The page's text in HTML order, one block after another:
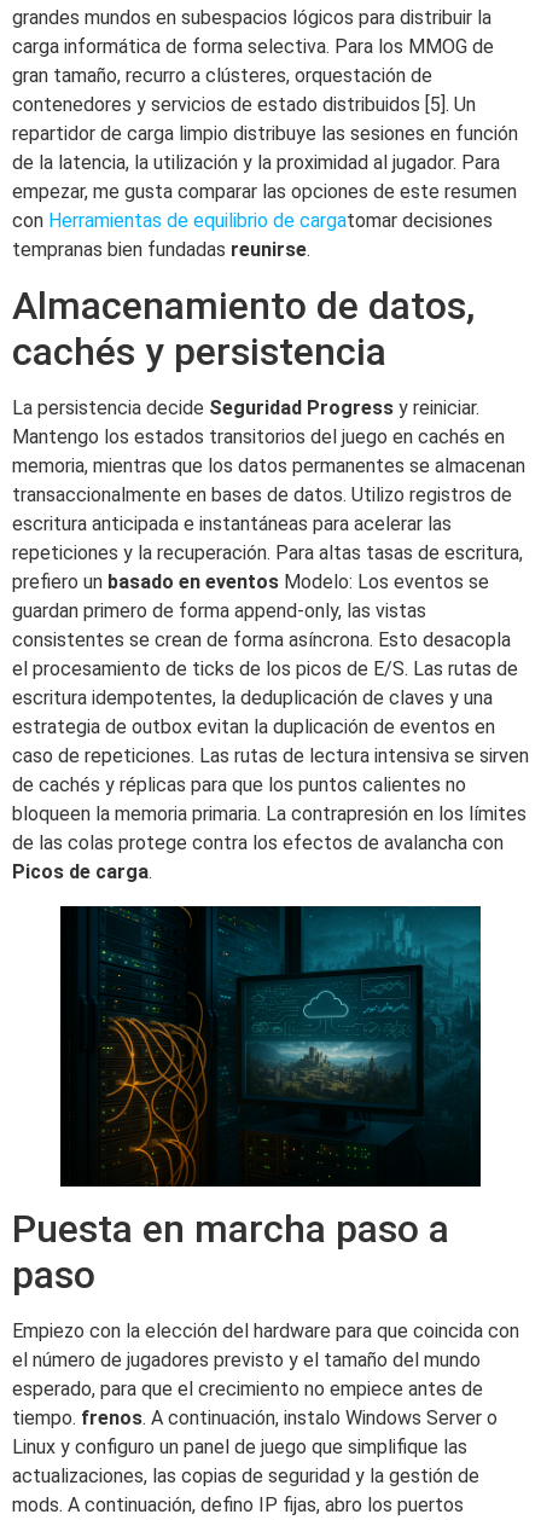
grandes mundos en subespacios lógicos para distribuir la
carga informática de forma selectiva. Para los MMOG de
gran tamaño, recurro a clústeres, orquestación de
contenedores y servicios de estado distribuidos [5]. Un
repartidor de carga limpio distribuye las sesiones en función
de la latencia, la utilización y la proximidad al jugador. Para
empezar, me gusta comparar las opciones de este resumen
con Herramientas de equilibrio de cargatomar decisiones
tempranas bien fundadas reunirse.
Almacenamiento de datos,
cachés y persistencia
La persistencia decide Seguridad Progress y reiniciar.
Mantengo los estados transitorios del juego en cachés en
memoria, mientras que los datos permanentes se almacenan
transaccionalmente en bases de datos. Utilizo registros de
escritura anticipada e instantáneas para acelerar las
repeticiones y la recuperación. Para altas tasas de escritura,
prefiero un basado en eventos Modelo: Los eventos se
guardan primero de forma append-only, las vistas
consistentes se crean de forma asíncrona. Esto desacopla
el procesamiento de ticks de los picos de E/S. Las rutas de
escritura idempotentes, la deduplicación de claves y una
estrategia de outbox evitan la duplicación de eventos en
caso de repeticiones. Las rutas de lectura intensiva se sirven
de cachés y réplicas para que los puntos calientes no
bloqueen la memoria primaria. La contrapresión en los límites
de las colas protege contra los efectos de avalancha con
Picos de carga.
Puesta en marcha paso a
paso
Empiezo con la elección del hardware para que coincida con
el número de jugadores previsto y el tamaño del mundo
esperado, para que el crecimiento no empiece antes de
tiempo. frenos. A continuación, instalo Windows Server o
Linux y configuro un panel de juego que simplifique las
actualizaciones, las copias de seguridad y la gestión de
mods. A continuación, defino IP fijas, abro los puertos